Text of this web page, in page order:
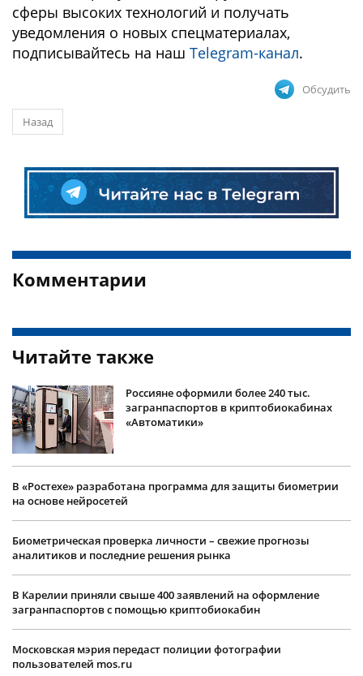
сферы высоких технологий и получать
уведомления о новых спецматериалах,
подписывайтесь на наш Telegram-канал.
Обсудить
Назад
Комментарии
Читайте также
Россияне оформили более 240 тыс.
загранпаспортов в криптобиокабинах
«Автоматики»
В «Ростехе» разработана программа для защиты биометрии
на основе нейросетей
Биометрическая проверка личности – свежие прогнозы
аналитиков и последние решения рынка
В Карелии приняли свыше 400 заявлений на оформление
загранпаспортов с помощью криптобиокабин
Московская мэрия передаст полиции фотографии
пользователей mos.ru